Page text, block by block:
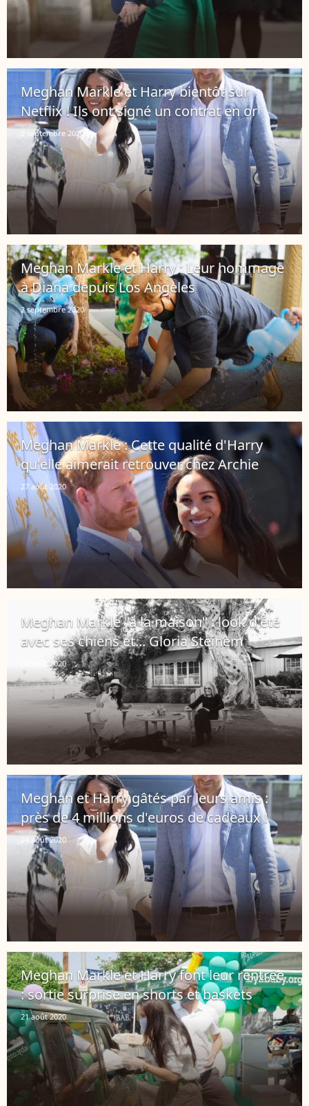
Meghan Markle et Harry bientôt sur
Netflix ! Ils ont signé un contrat en or
2 septembre 2020
Meghan Markle et Harry : Leur hommage
à Diana depuis Los Angeles
2 septembre 2020
Meghan Markle : Cette qualité d'Harry
qu'elle aimerait retrouver chez Archie
27 août 2020
Meghan Markle "à la maison" : look d'été
avec ses chiens et... Gloria Steinem
26 août 2020
Meghan et Harry gâtés par leurs amis :
près de 4 millions d'euros de cadeaux !
24 août 2020
Meghan Markle et Harry font leur rentrée
: sortie surprise en shorts et baskets
21 août 2020